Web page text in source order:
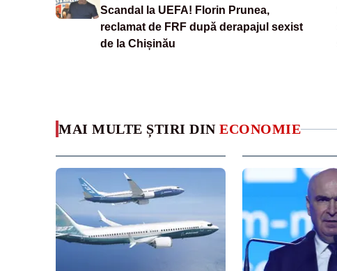
Scandal la UEFA! Florin Prunea,
reclamat de FRF după derapajul sexist
de la Chișinău
MAI MULTE ȘTIRI DIN ECONOMIE